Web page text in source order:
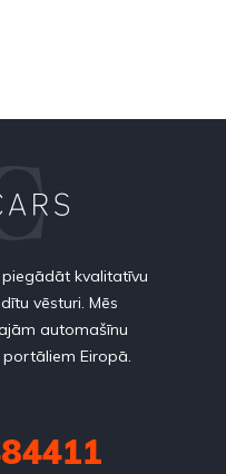
kvalitatīvu
vēsturi. Mēs
automašīnu
Eiropā.